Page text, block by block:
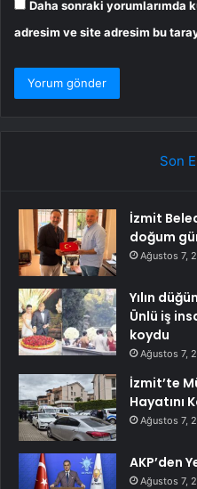
Daha sonraki yorumlarımda
adresim ve site adresim bu
Son
İzmit
doğum
Ağustos 7,
Yılın
Ünlü iş
koydu
Ağustos 7,
İzmit’te
Hayatını
Ağustos 7,
AKP’den
Ağustos 7,